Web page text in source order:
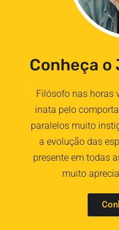
Conheça o
Filósofo nas horas
inata pelo
paralelos muito
a evolução das
presente em todas
muito